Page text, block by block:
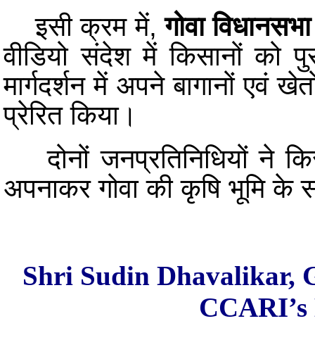
इसी क्रम में,गोवा
वीडियो संदेश में किसानों को
मार्गदर्शन में अपने बागानों एवं
प्रेरित किया।
दोनों जनप्रतिनिधियों ने
अपनाकर गोवा की कृषि भूमि के
Shri Sudin Dhavalikar,